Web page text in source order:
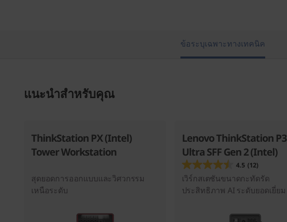
ข้อระบุเฉพาะทางเทคนิค
แนะนำสำหรับคุณ
ThinkStation PX (Intel)
Tower Workstation
สุดยอดการออกแบบและวิศวกรรม
เหนือระดับ
Lenovo ThinkStation P3
Ultra SFF Gen 2 (Intel)
4.5 (12)
เวิร์กสเตชันขนาดกะทัดรัด
ประสิทธิภาพ AI ระดับยอดเยี่ยม